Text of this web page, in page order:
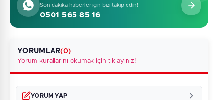
Son dakika haberler için bizi takip edin!
0501 565 85 16
YORUMLAR(0)
Yorum kurallarını okumak için tıklayınız!
YORUM YAP